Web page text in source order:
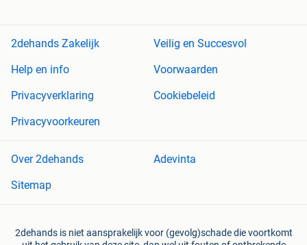
2dehands Zakelijk
Veilig en Succesvol
Help en info
Voorwaarden
Privacyverklaring
Cookiebeleid
Privacyvoorkeuren
Over 2dehands
Adevinta
Sitemap
2dehands is niet aansprakelijk voor (gevolg)schade die voortkomt